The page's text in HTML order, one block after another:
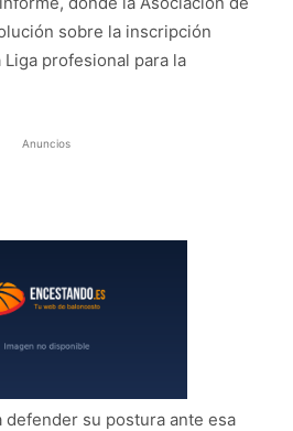
sobre la inscripción
profesional para la
Anuncios
defender su postura ante esa